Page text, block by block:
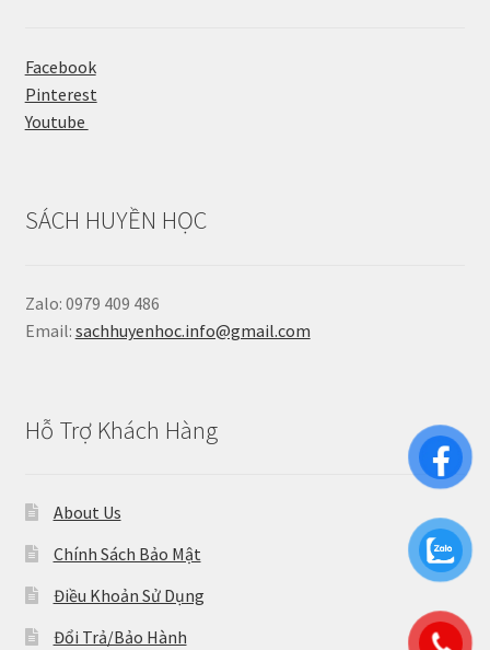
Facebook
Pinterest
Youtube
SÁCH HUYỀN HỌC
Zalo: 0979 409 486
Email: sachhuyenhoc.info@gmail.com
Hỗ Trợ Khách Hàng
About Us
Chính Sách Bảo Mật
Điều Khoản Sử Dụng
Đổi Trả/Bảo Hành